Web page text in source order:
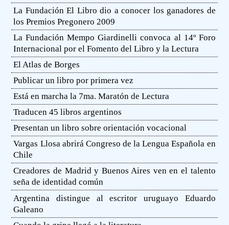
La Fundación El Libro dio a conocer los ganadores de
los Premios Pregonero 2009
La Fundación Mempo Giardinelli convoca al 14º Foro
Internacional por el Fomento del Libro y la Lectura
El Atlas de Borges
Publicar un libro por primera vez
Está en marcha la 7ma. Maratón de Lectura
Traducen 45 libros argentinos
Presentan un libro sobre orientación vocacional
Vargas Llosa abrirá Congreso de la Lengua Española en
Chile
Creadores de Madrid y Buenos Aires ven en el talento
seña de identidad común
Argentina distingue al escritor uruguayo Eduardo
Galeano